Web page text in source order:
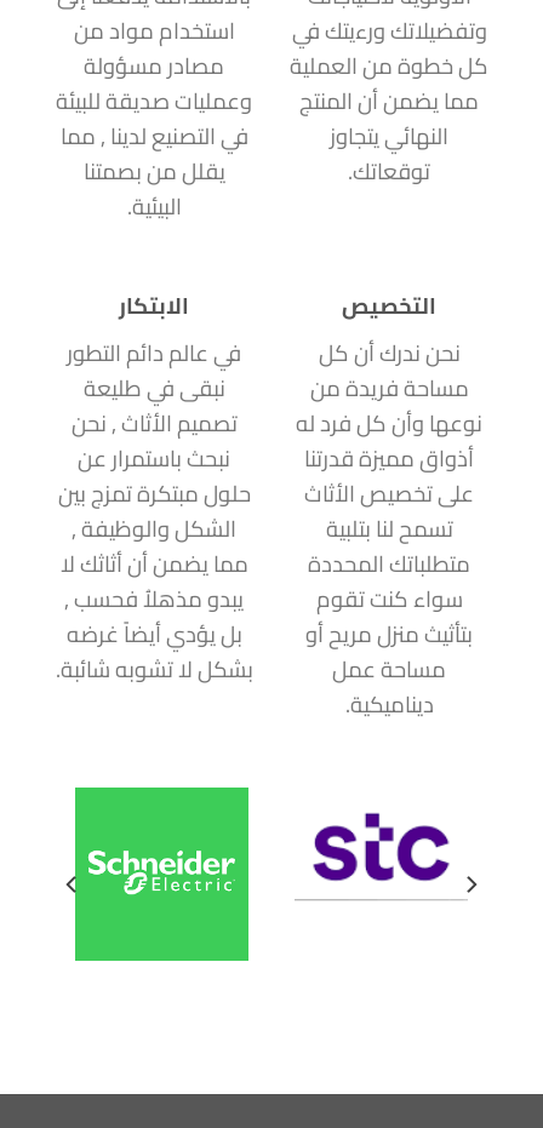
وتفضيلاتك ورءيتك في
كل خطوة من العملية
مما يضمن أن المنتج
النهائي يتجاوز
توقعاتك.
استخدام مواد من
مصادر مسؤولة
وعمليات صديقة للبيئة
في التصنيع لدينا , مما
يقلل من بصمتنا
البيئية.
التخصيص
نحن ندرك أن كل
مساحة فريدة من
نوعها وأن كل فرد له
أذواق مميزة قدرتنا
على تخصيص الأثاث
تسمح لنا بتلبية
متطلباتك المحددة
سواء كنت تقوم
بتأثيث منزل مريح أو
مساحة عمل
ديناميكية.
الابتكار
في عالم دائم التطور
نبقى في طليعة
تصميم الأثاث , نحن
نبحث باستمرار عن
حلول مبتكرة تمزج بين
الشكل والوظيفة ,
مما يضمن أن أثاثك لا
يبدو مذهلاُ فحسب ,
بل يؤدي أيضاً غرضه
بشكل لا تشوبه شائبة.